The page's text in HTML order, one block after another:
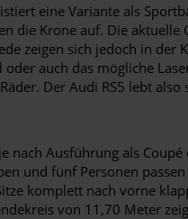
eine Variante als
die Krone auf. Die
zeigen sich jedoch in der
auch das mögliche
Der Audi RS5 lebt also
Ausführung als
und fünf Personen
komplett nach vorne
von 11,70 Meter